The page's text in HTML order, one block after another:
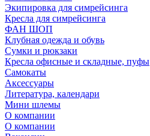
Экипировка для симрейсинга
Кресла для симрейсинга
ФАН ШОП
Клубная одежда и обувь
Сумки и рюкзаки
Кресла офисные и складные, пуфы
Самокаты
Аксессуары
Литература, календари
Мини шлемы
О компании
О компании